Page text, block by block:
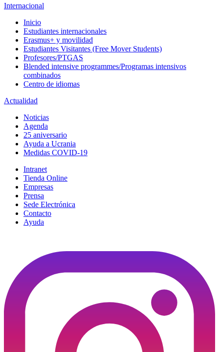
Internacional
Inicio
Estudiantes internacionales
Erasmus+ y movilidad
Estudiantes Visitantes (Free Mover Students)
Profesores/PTGAS
Blended intensive programmes/Programas intensivos
combinados
Centro de idiomas
Actualidad
Noticias
Agenda
25 aniversario
Ayuda a Ucrania
Medidas COVID-19
Intranet
Tienda Online
Empresas
Prensa
Sede Electrónica
Contacto
Ayuda